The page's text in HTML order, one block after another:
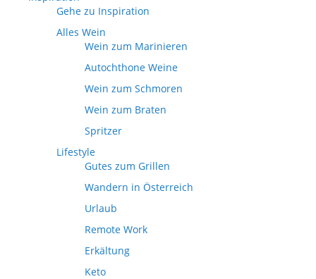
Gehe zu Inspiration
Alles Wein
Wein zum Marinieren
Autochthone Weine
Wein zum Schmoren
Wein zum Braten
Spritzer
Lifestyle
Gutes zum Grillen
Wandern in Österreich
Urlaub
Remote Work
Erkältung
Keto